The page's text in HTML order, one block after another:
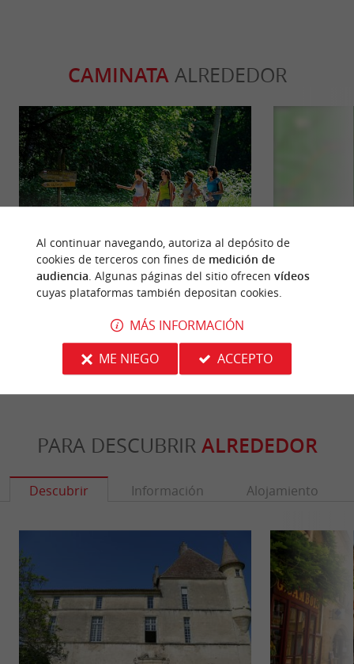
CAMINATAALREDEDOR
GR6 en Gironde du Sud
(temporairement fermé)
435 m - Castets-en-Dorthe
Boucle
PARA DESCUBRIR ALREDEDOR
Descubrir Información Alojamiento
Al continuar navegando, autoriza al depósito de
cookies de terceros con fines de medición de
audiencia . Algunas páginas del sitio ofrecen vídeos
cuyas plataformas también depositan cookies.
MÁS INFORMACIÓN
ME NIEGO
ACCEPTO